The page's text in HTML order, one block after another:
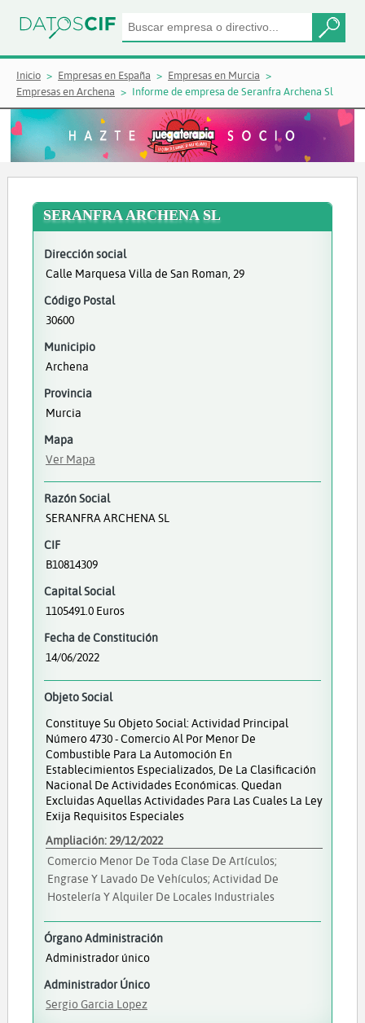
Inicio Empresas en España
Empresas en Murcia
Empresas en Archena
Informe de empresa de Seranfra Archena Sl
SERANFRA ARCHENA SL
Dirección social
Calle Marquesa Villa de San Roman, 29
Código Postal
30600
Municipio
Archena
Provincia
Murcia
Mapa
Ver Mapa
Razón Social
SERANFRA ARCHENA SL
CIF
B10814309
Capital Social
1105491.0 Euros
Fecha de Constitución
14/06/2022
Objeto Social
Constituye Su Objeto Social: Actividad Principal
Número 4730 - Comercio Al Por Menor De
Combustible Para La Automoción En
Establecimientos Especializados, De La Clasificación
Nacional De Actividades Económicas. Quedan
Excluidas Aquellas Actividades Para Las Cuales La Ley
Exija Requisitos Especiales
Ampliación: 29/12/2022
Comercio Menor De Toda Clase De Artículos;
Engrase Y Lavado De Vehículos; Actividad De
Hostelería Y Alquiler De Locales Industriales
Órgano Administración
Administrador único
Administrador Único
Sergio Garcia Lopez